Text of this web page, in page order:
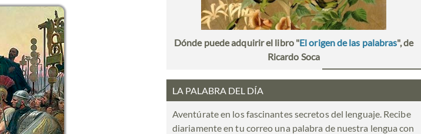
Dónde puede adquirir el libro "El origen de las palabras", de
Ricardo Soca
LA PALABRA DEL DÍA
Aventúrate en los fascinantes secretos del lenguaje. Recibe
diariamente en tu correo una palabra de nuestra lengua con